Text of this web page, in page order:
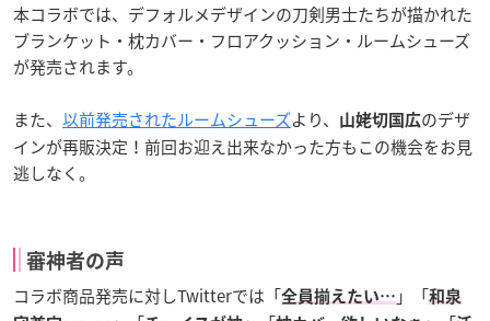
本コラボでは、デフォルメデザインの刀剣男士たちが描かれた
ブランケット・枕カバー・フロアクッション・ルームシューズ
が発売されます。
また、 以前発売されたルームシューズより、 山姥切国広のデザ
インが再販決定！前回お迎え出来なかった方もこの機会をお見
逃しなく。
審神者の声
コラボ商品発売に対しTwitterでは「全員揃えたい… 」「和泉